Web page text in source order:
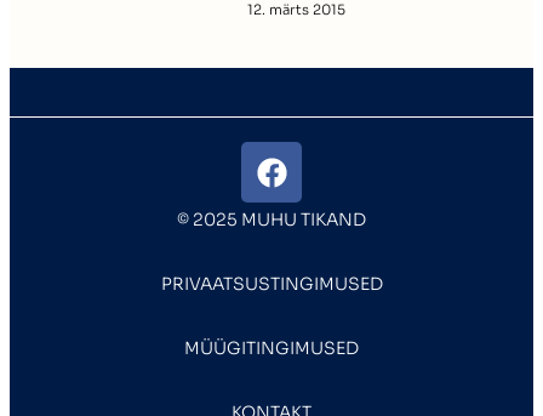
12. märts 2015
© 2025 MUHU TIKAND
PRIVAATSUSTINGIMUSED
MÜÜGITINGIMUSED